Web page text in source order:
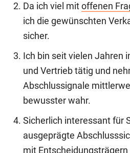
Da ich viel mit offenen
ich die gewünschten
sicher.
Ich bin seit vielen Jahren
und Vertrieb tätig und
Abschlussignale
bewusster wahr.
Sicherlich interessant für
ausgeprägte
mit Entscheidungsträgern